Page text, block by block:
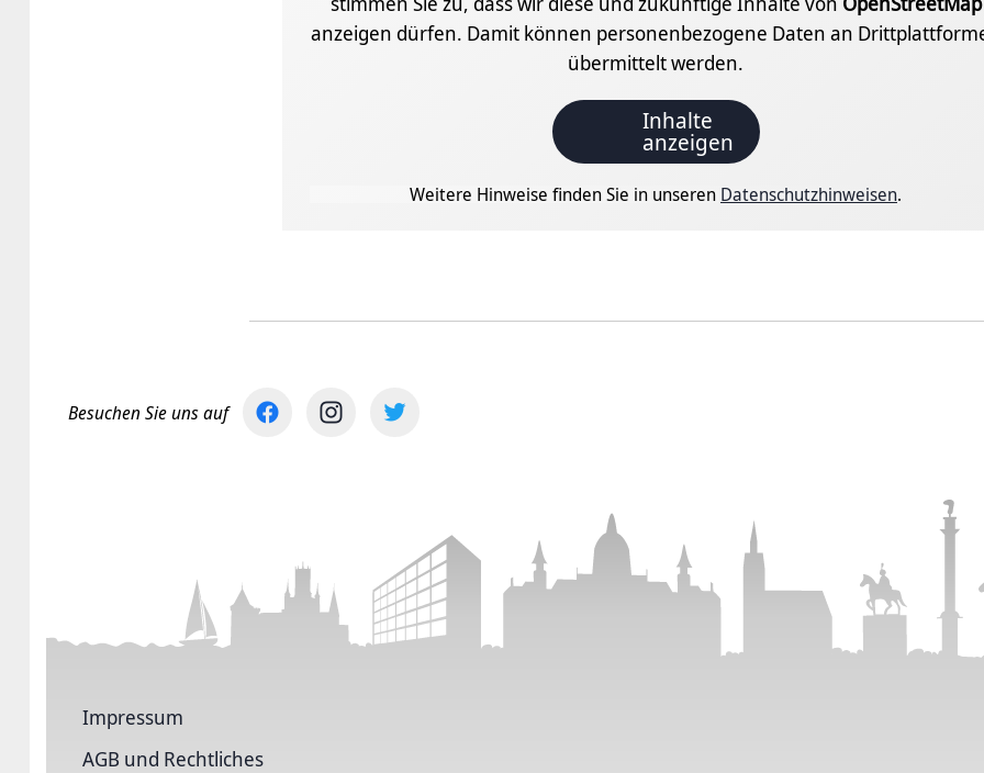
anzeigen dürfen. Damit können personenbezogene Daten an
übermittelt werden.
Inhalte
anzeigen
Weitere Hinweise finden Sie in unseren Datenschutzhinweisen.
Besuchen Sie uns auf
Impressum
AGB und Rechtliches